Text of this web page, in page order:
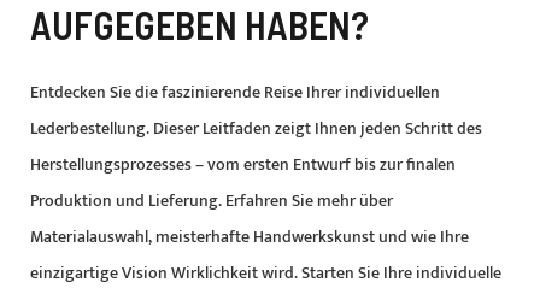
UFGEGEBEN HABEN?
Entdecken Sie die faszinierende Reise Ihrer individuellen
Lederbestellung. Dieser Leitfaden zeigt Ihnen jeden Schritt des
Herstellungsprozesses – vom ersten Entwurf bis zur finalen
Produktion und Lieferung. Erfahren Sie mehr über
Materialauswahl, meisterhafte Handwerkskunst und wie Ihre
einzigartige Vision Wirklichkeit wird. Starten Sie Ihre individuelle